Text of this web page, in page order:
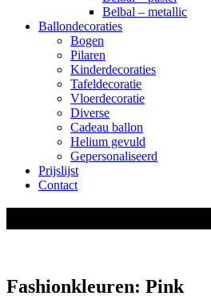
Belbal – metallic
Ballondecoraties
Bogen
Pilaren
Kinderdecoraties
Tafeldecoratie
Vloerdecoratie
Diverse
Cadeau ballon
Helium gevuld
Gepersonaliseerd
Prijslijst
Contact
Fashionkleuren: Pink